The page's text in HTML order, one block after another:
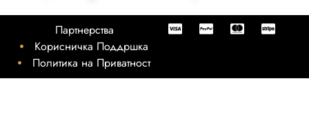
Партнерства
Корисничка Поддршка
Политика на Приватност